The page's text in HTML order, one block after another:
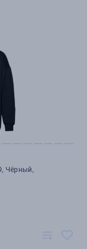
Чёрный,